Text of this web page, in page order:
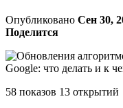
Опубликовано Сен 30,
Поделится
58 показов 13 открытий